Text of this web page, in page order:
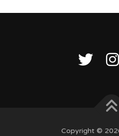
Copyright ©